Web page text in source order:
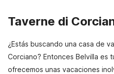
Taverne di
¿Estás buscando una casa de
Corciano? Entonces Belvilla es
ofrecemos unas vacaciones